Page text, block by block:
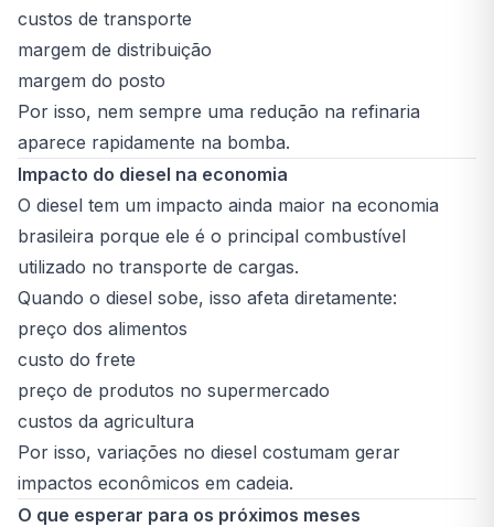
custos de transporte
margem de distribuição
margem do posto
Por isso, nem sempre uma redução na refinaria
aparece rapidamente na bomba.
Impacto do diesel na economia
O diesel tem um impacto ainda maior na economia
brasileira porque ele é o principal combustível
utilizado no transporte de cargas.
Quando o diesel sobe, isso afeta diretamente:
preço dos alimentos
custo do frete
preço de produtos no supermercado
custos da agricultura
Por isso, variações no diesel costumam gerar
impactos econômicos em cadeia.
O que esperar para os próximos meses